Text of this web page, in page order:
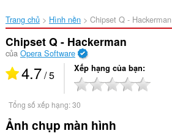
Trang chủ Hình nền Chipset Q - Hackerman‎
Chipset Q - Hackerman
của Opera Software
4.7/ 5 Xếp hạng của bạn
Tổng số xếp hạng:30
Ảnh chụp màn hình